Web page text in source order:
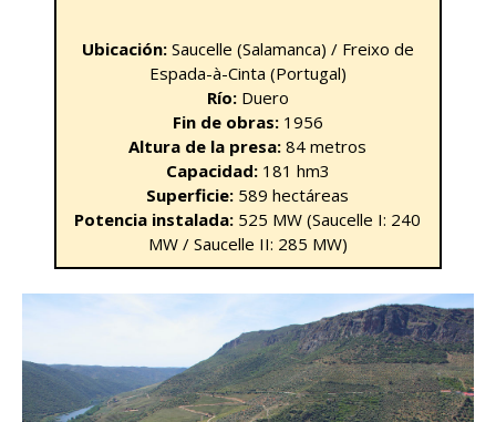
Ubicación:Saucelle (Salamanca) / Freixo de
Espada-à-Cinta (Portugal)
Río:Duero
Fin de obras:1956
Altura de la presa: 84 metros
Capacidad: 181 hm3
Superficie: 589 hectáreas
Potencia instalada: 525 MW (Saucelle I: 240
MW / Saucelle II: 285 MW)